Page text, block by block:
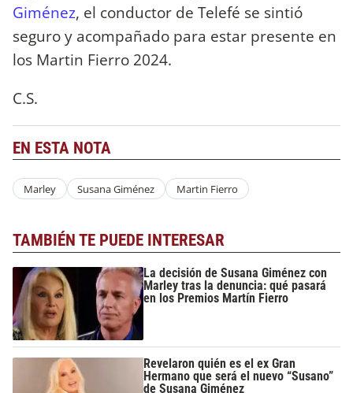
Giménez, el conductor de Telefé se sintió
seguro y acompañado para estar presente en
los Martin Fierro 2024.
C.S.
EN ESTA NOTA
Marley Susana Giménez Martin Fierro
TAMBIÉN TE PUEDE INTERESAR
La decisión de Susana Giménez con
Marley tras la denuncia: qué pasará
en los Premios Martín Fierro
Revelaron quién es el ex Gran
Hermano que será el nuevo “Susano”
de Susana Giménez